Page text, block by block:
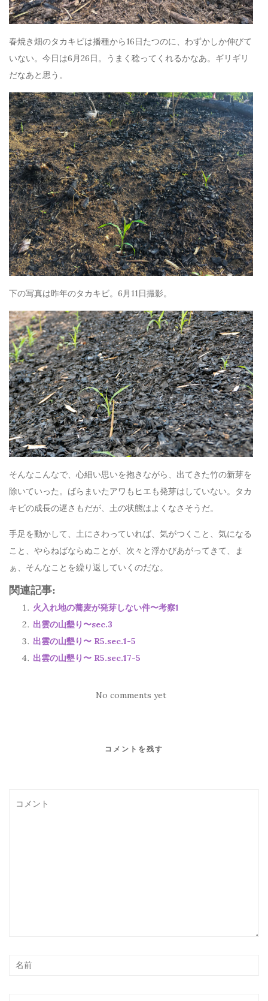
春焼き畑のタカキビは播種から16日たつのに、わずかしか伸びて
いない。今日は6月26日。うまく稔ってくれるかなあ。ギリギリ
だなあと思う。
下の写真は昨年のタカキビ。6月11日撮影。
そんなこんなで、心細い思いを抱きながら、出てきた竹の新芽を
除いていった。ばらまいたアワもヒエも発芽はしていない。タカ
キビの成長の遅さもだが、土の状態はよくなさそうだ。
手足を動かして、土にさわっていれば、気がつくこと、気になる
こと、やらねばならぬことが、次々と浮かびあがってきて、ま
ぁ、そんなことを繰り返していくのだな。
関連記事:
火入れ地の蕎麦が発芽しない件〜考察1
出雲の山墾り〜sec.3
出雲の山墾り〜 R5.sec.1-5
出雲の山墾り〜 R5.sec.17-5
No comments yet
コメントを残す